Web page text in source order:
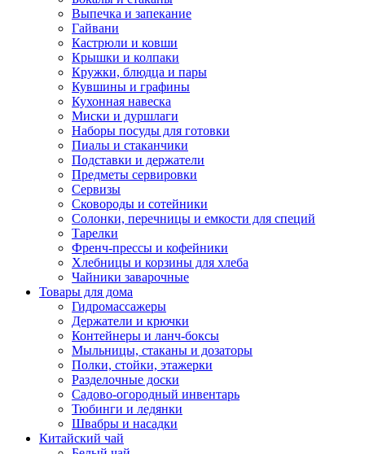
Выпечка и запекание
Гайвани
Кастрюли и ковши
Крышки и колпаки
Кружки, блюдца и пары
Кувшины и графины
Кухонная навеска
Миски и дуршлаги
Наборы посуды для готовки
Пиалы и стаканчики
Подставки и держатели
Предметы сервировки
Сервизы
Сковороды и сотейники
Солонки, перечницы и емкости для специй
Тарелки
Френч-прессы и кофейники
Хлебницы и корзины для хлеба
Чайники заварочные
Товары для дома
Гидромассажеры
Держатели и крючки
Контейнеры и ланч-боксы
Мыльницы, стаканы и дозаторы
Полки, стойки, этажерки
Разделочные доски
Садово-огородный инвентарь
Тюбинги и ледянки
Швабры и насадки
Китайский чай